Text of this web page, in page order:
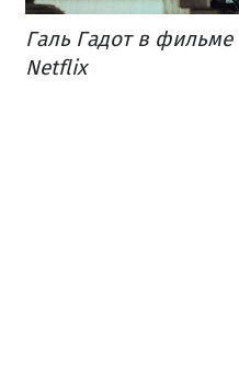
Галь Гадот в
Netflix